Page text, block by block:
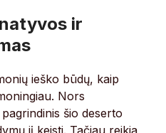
ir
ieško būdų, kaip
Nors
šio deserto